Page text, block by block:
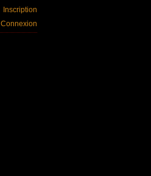
Inscription
Connexion